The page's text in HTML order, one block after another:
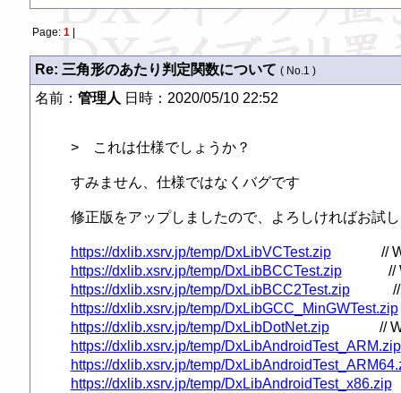
Page: 1|
Re: 三角形のあたり判定関数について ( No.1 )
名前： 管理人 日時：2020/05/10 22:52
>　これは仕様でしょうか？
すみません、仕様ではなくバグです
修正版をアップしましたので、よろしければお試
https://dxlib.xsrv.jp/temp/DxLibVCTest.zip
https://dxlib.xsrv.jp/temp/DxLibBCCTest.zip
https://dxlib.xsrv.jp/temp/DxLibBCC2Test.zip
https://dxlib.xsrv.jp/temp/DxLibGCC_MinGWTest.zip
https://dxlib.xsrv.jp/temp/DxLibDotNet.zip
https://dxlib.xsrv.jp/temp/DxLibAndroidTest_ARM.zip
https://dxlib.xsrv.jp/temp/
https://dxlib.xsrv.jp/temp/DxLibAndroidTest_x86.zip